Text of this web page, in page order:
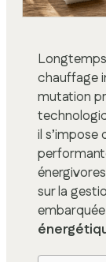
chauffage
mutation
il
sur la